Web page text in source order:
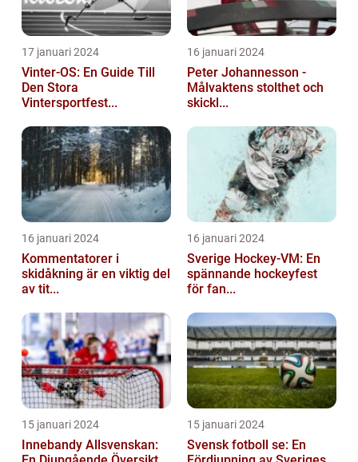
17 januari 2024
Vinter-OS: En Guide Till
Den Stora
Vintersportfest...
16 januari 2024
Peter Johannesson -
Målvaktens stolthet och
skickl...
16 januari 2024
Kommentatorer i
skidåkning är en viktig del
av tit...
16 januari 2024
Sverige Hockey-VM: En
spännande hockeyfest
för fan...
15 januari 2024
Innebandy Allsvenskan:
15 januari 2024
Svensk fotboll se: En